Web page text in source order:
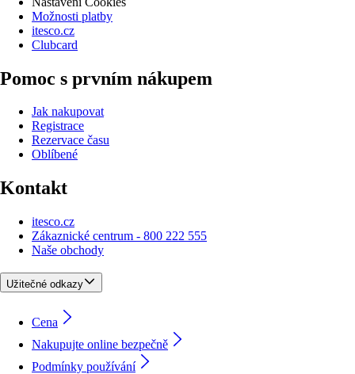
Možnosti platby
itesco.cz
Clubcard
Pomoc s prvním nákupem
Jak nakupovat
Registrace
Rezervace času
Oblíbené
Kontakt
itesco.cz
Zákaznické centrum - 800 222 555
Naše obchody
Užitečné odkazy
Cena
Nakupujte online bezpečně
Podmínky používání